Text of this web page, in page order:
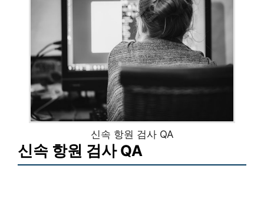
신속 항원 검사 QA
신속 항원 검사 QA